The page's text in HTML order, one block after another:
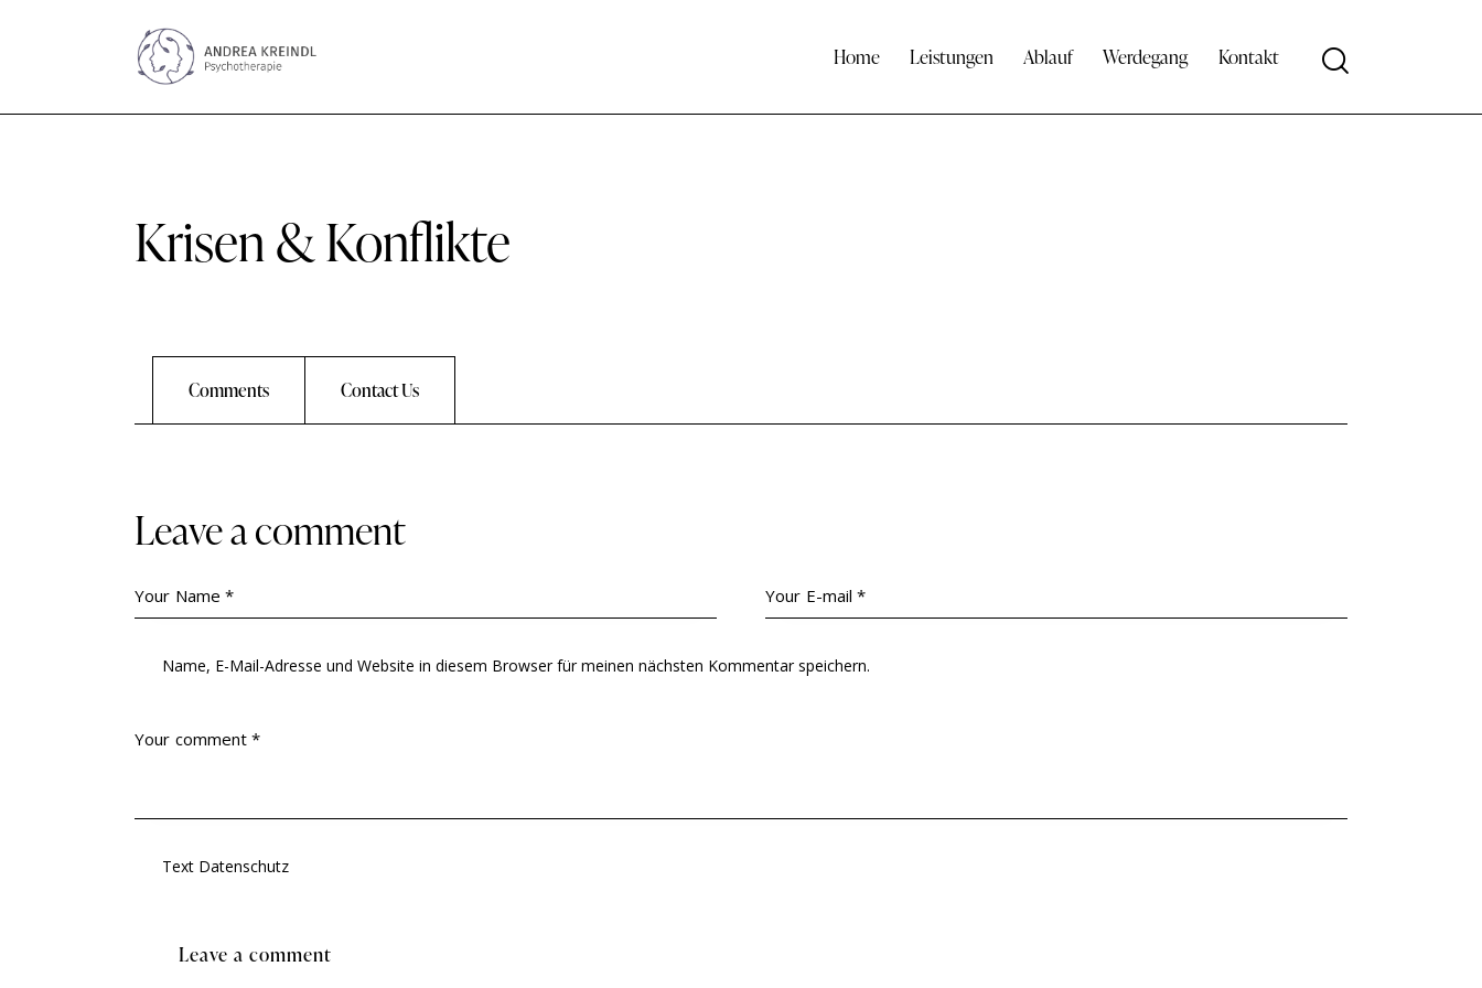
Home Leistungen Ablauf Werdegang Kontakt Search
Krisen & Konflikte
Comments Contact Us
Leave a comment
Name, E-Mail-Adresse und Website in diesem Browser für meinen nächsten Kommentar speichern.
Text Datenschutz